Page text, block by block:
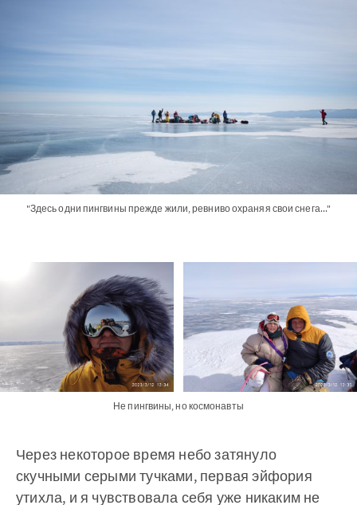
"Здесь одни пингвины прежде жили, ревниво охраняя свои снега..."
Не пингвины, но космонавты
Через некоторое время небо затянуло
скучными серыми тучками, первая эйфория
утихла, и я чувствовала себя уже никаким не